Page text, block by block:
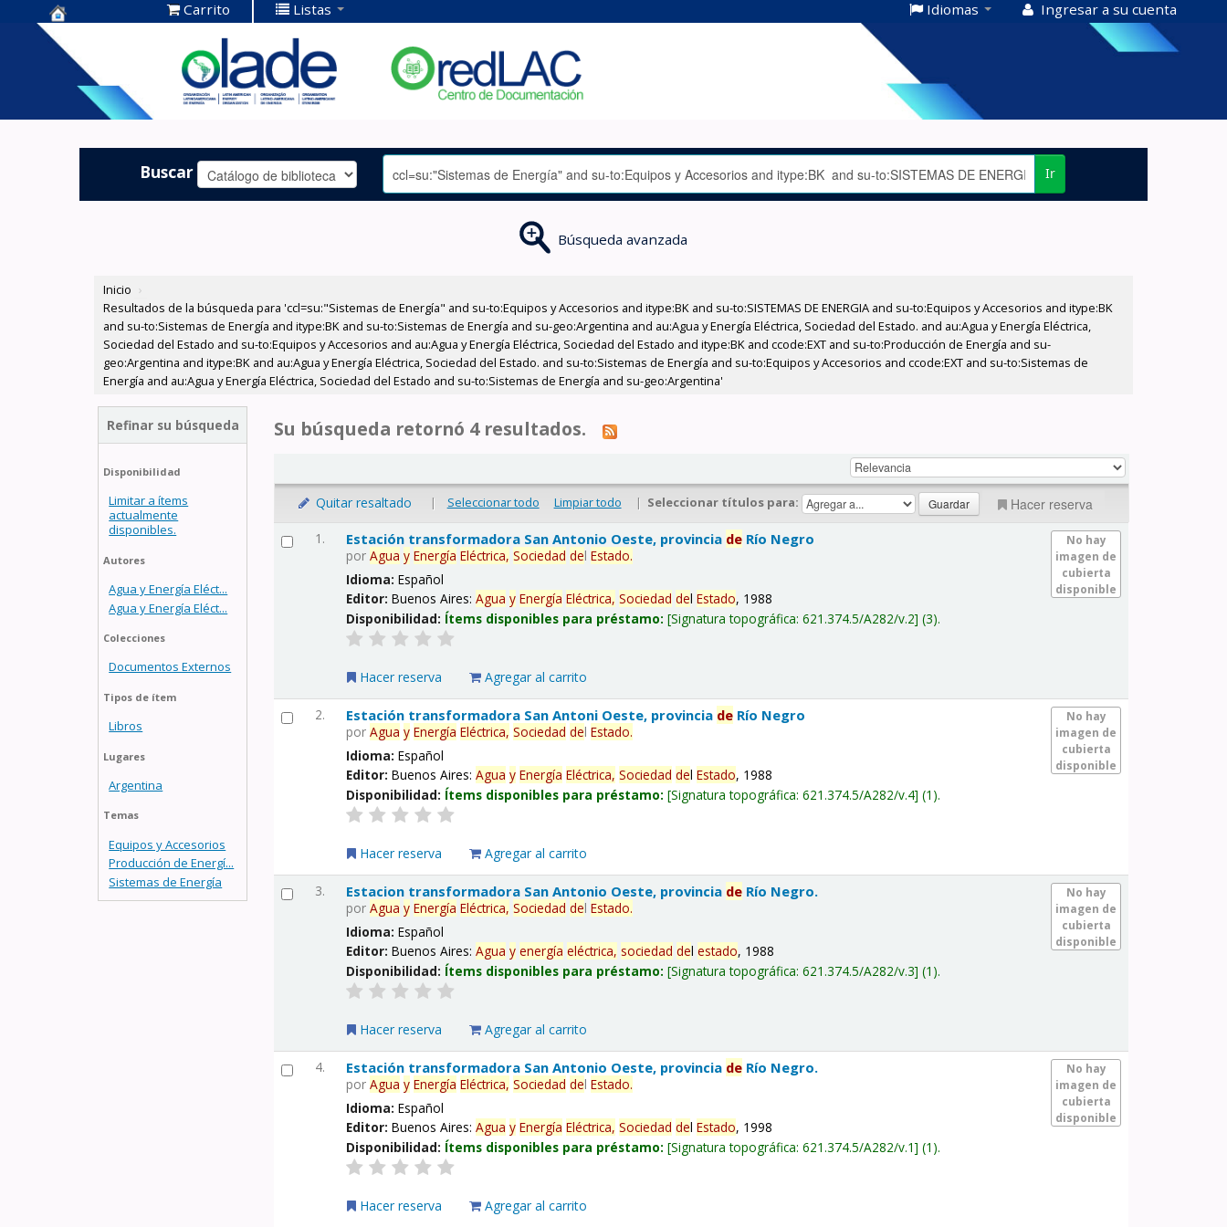
Centro de
Documentación
OLADE -
Carrito Listas Idiomas Ingresar a su cuenta
Buscar Ir
Búsqueda avanzada
Inicio ›
Resultados de la búsqueda para 'ccl=su:"Sistemas de Energía" and su-to:Equipos y Accesorios and itype:BK and su-to:SISTEMAS DE ENERGIA and su-to:Equipos y Accesorios and itype:BK
and su-to:Sistemas de Energía and itype:BK and su-to:Sistemas de Energía and su-geo:Argentina and au:Agua y Energía Eléctrica, Sociedad del Estado. and au:Agua y Energía Eléctrica,
Sociedad del Estado and su-to:Equipos y Accesorios and au:Agua y Energía Eléctrica, Sociedad del Estado and itype:BK and ccode:EXT and su-to:Producción de Energía and su-
geo:Argentina and itype:BK and au:Agua y Energía Eléctrica, Sociedad del Estado. and su-to:Sistemas de Energía and su-to:Equipos y Accesorios and ccode:EXT and su-to:Sistemas de
Energía and au:Agua y Energía Eléctrica, Sociedad del Estado and su-to:Sistemas de Energía and su-geo:Argentina'
Refinar su búsqueda
Disponibilidad
Limitar a ítems
actualmente
disponibles.
Autores
Agua y Energía Eléct...
Agua y Energía Eléct...
Colecciones
Documentos Externos
Tipos de ítem
Libros
Lugares
Argentina
Temas
Equipos y Accesorios
Producción de Energí...
Sistemas de Energía
Su búsqueda retornó 4 resultados.
Quitar resaltado | Seleccionar todo Limpiar todo | Seleccionar títulos para: Hacer reserva
1.
No hay
imagen de
cubierta
disponible
Estación transformadora San Antonio Oeste, provincia de Río Negro
porAgua y Energía Eléctrica, Sociedad delEstado.
Idioma:Español
Editor:Buenos Aires:Agua y Energía Eléctrica, Sociedad delEstado, 1988
Disponibilidad: Ítems disponibles para préstamo: Signatura topográfica:621.374.5/A282/v.2 (3).
Hacer reserva Agregar al carrito
2.
No hay
imagen de
cubierta
disponible
Estación transformadora San Antoni Oeste, provincia de Río Negro
porAgua y Energía Eléctrica, Sociedad delEstado.
Idioma:Español
Editor:Buenos Aires:Agua y Energía Eléctrica, Sociedad delEstado, 1988
Disponibilidad: Ítems disponibles para préstamo: Signatura topográfica:621.374.5/A282/v.4 (1).
Hacer reserva Agregar al carrito
3.
No hay
imagen de
cubierta
disponible
Estacion transformadora San Antonio Oeste, provincia de Río Negro.
porAgua y Energía Eléctrica, Sociedad delEstado.
Idioma:Español
Editor:Buenos Aires:Agua y energía eléctrica, sociedad delestado, 1988
Disponibilidad: Ítems disponibles para préstamo: Signatura topográfica:621.374.5/A282/v.3 (1).
Hacer reserva Agregar al carrito
4.
No hay
imagen de
cubierta
disponible
Estación transformadora San Antonio Oeste, provincia de Río Negro.
porAgua y Energía Eléctrica, Sociedad delEstado.
Idioma:Español
Editor:Buenos Aires:Agua y Energía Eléctrica, Sociedad delEstado, 1998
Disponibilidad: Ítems disponibles para préstamo: Signatura topográfica:621.374.5/A282/v.1 (1).
Hacer reserva Agregar al carrito